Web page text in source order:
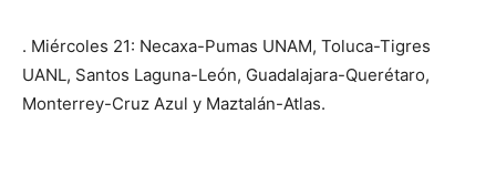
. Miércoles 21: Necaxa-Pumas UNAM, Toluca-Tigres
UANL, Santos Laguna-León, Guadalajara-Querétaro,
Monterrey-Cruz Azul y Maztalán-Atlas.